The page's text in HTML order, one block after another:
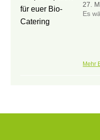
27.
Es
Mehr